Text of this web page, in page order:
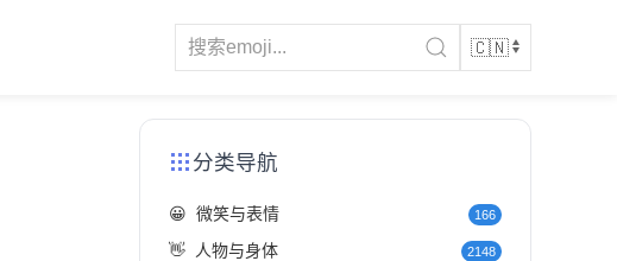
分类导航
😀 微笑与表情 166
👋 人物与身体 2148